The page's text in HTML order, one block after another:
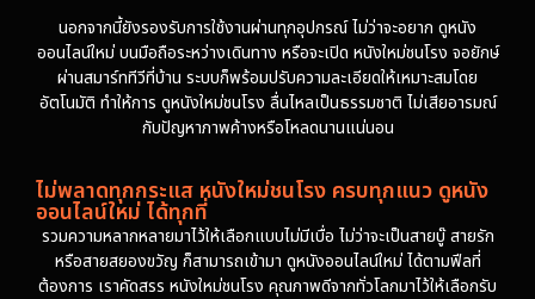
นอกจากนี้ยังรองรับการใช้งานผ่านทุกอุปกรณ์ ไม่ว่าจะอยาก ดูหนัง
ออนไลน์ใหม่ บนมือถือระหว่างเดินทาง หรือจะเปิด หนังใหม่ชนโรง จอยักษ์
ผ่านสมาร์ททีวีที่บ้าน ระบบก็พร้อมปรับความละเอียดให้เหมาะสมโดย
อัตโนมัติ ทำให้การ ดูหนังใหม่ชนโรง ลื่นไหลเป็นธรรมชาติ ไม่เสียอารมณ์
กับปัญหาภาพค้างหรือโหลดนานแน่นอน
ไม่พลาดทุกกระแส หนังใหม่ชนโรง ครบทุกแนว ดูหนัง
ออนไลน์ใหม่ ได้ทุกที่
รวมความหลากหลายมาไว้ให้เลือกแบบไม่มีเบื่อ ไม่ว่าจะเป็นสายบู๊ สายรัก
หรือสายสยองขวัญ ก็สามารถเข้ามา ดูหนังออนไลน์ใหม่ ได้ตามฟีลที่
ต้องการ เราคัดสรร หนังใหม่ชนโรง คุณภาพดีจากทั่วโลกมาไว้ให้เลือกรับ